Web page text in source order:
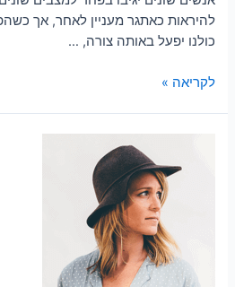
להיראות כאתגר מעניין לאחר, אך
כולנו יפעל באותה צורה, …
לקריאה »